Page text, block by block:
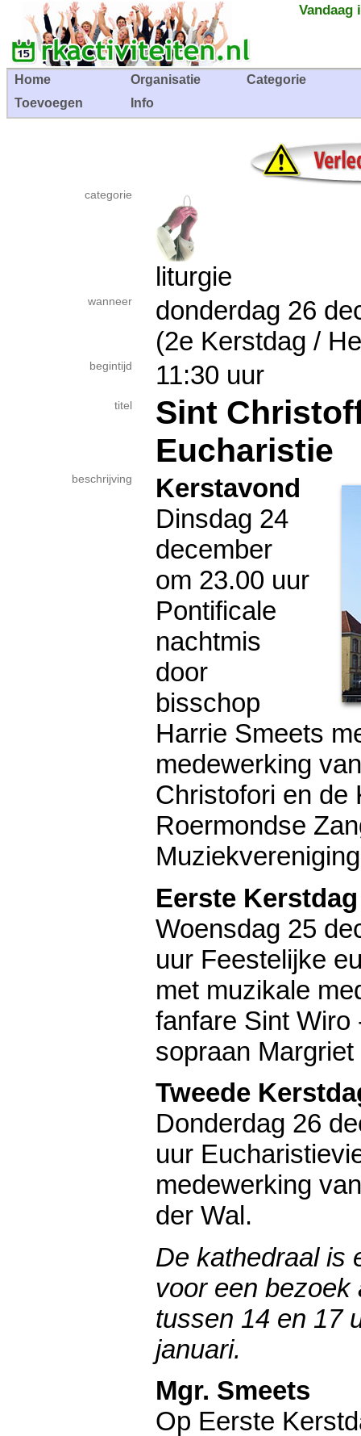
Vandaag
Home Organisatie
Categorie
Toevoegen
Info
categorie
liturgie
wanneer
donderdag 26
(2e Kerstdag /
begintijd 11:30 uur
titel
Sint
Eucharistie
beschrijving
Kerstavond
Dinsdag 24
december
om 23.00 uur
Pontificale
nachtmis
door
bisschop
Harrie Smeets
medewerking
Christofori en de
Roermondse
Eerste Kerstdag
Woensdag 25
uur Feestelijke
met muzikale
fanfare Sint Wiro
sopraan
Tweede
Donderdag 26
uur
medewerking
der Wal.
De kathedraal is
voor een bezoek
tussen 14 en 17
januari.
Mgr. Smeets
Op Eerste